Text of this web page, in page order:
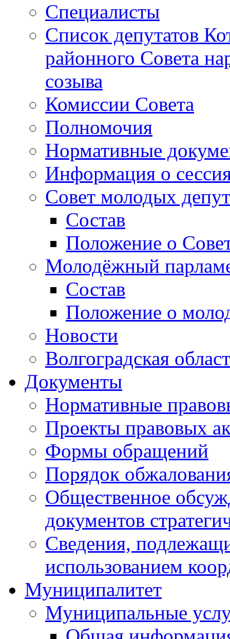
Специалисты
Список депутатов
районного Совета
созыва
Комиссии Совета
Полномочия
Нормативные
Информация о
Совет молодых
Состав
Положение о
Молодёжный
Состав
Положение о
Новости
Волгоградская
Документы
Нормативные
Проекты правовых
Формы обращений
Порядок
Общественное
документов
Сведения,
использованием
Муниципалитет
Муниципальные